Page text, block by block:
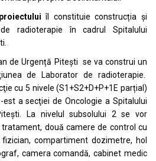
îl constituie construcția și
radioterapie în cadrul Spitalului
de Urgență Piteşti se va construi un
de Laborator de radioterapie.
cu 5 nivele (S1+S2+D+P+1E parțial)
a secţiei de Oncologie a Spitalului
La nivelul subsolului 2 se vor
două camere de control cu
compartiment dozimetre, hol
camera comandă, cabinet medic